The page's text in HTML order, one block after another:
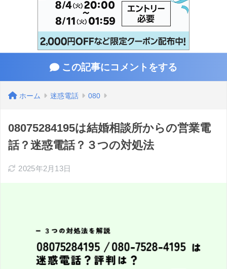
この記事にコメントをする
ホーム 迷惑電話 080
08075284195は結婚相談所からの営業電
話？迷惑電話？３つの対処法
2025年2月13日